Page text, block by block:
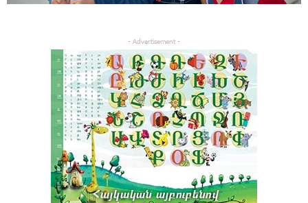
- Advertisement -